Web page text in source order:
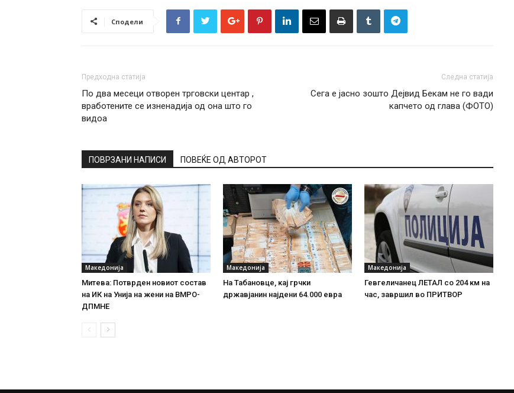
Сподели
Предходна статија
По два месеци отворен трговски центар ,
вработените се изненадија од она што го
видоа
Следна статија
Сега е јасно зошто Дејвид Бекам не го вади
капчето од глава (ФОТО)
ПОВРЗАНИ НАПИСИ ПОВЕЌЕ ОД АВТОРОТ
Македонија
Митева: Потврден новиот состав
на ИК на Унија на жени на ВМРО-
ДПМНЕ
Македонија
На Табановце, кај грчки
државјанин најдени 64.000 евра
Македонија
Гевгеличанец ЛЕТАЛ со 204 км на
час, завршил во ПРИТВОР